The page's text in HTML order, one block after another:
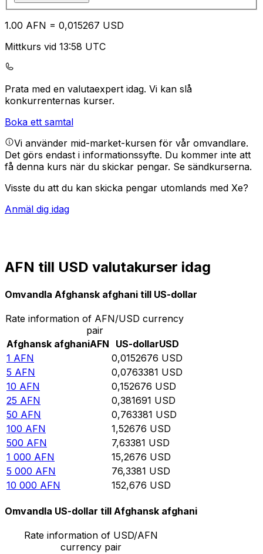
1.00 AFN = 0,015267 USD
Mittkurs vid 13:58 UTC
Prata med en valutaexpert idag. Vi kan slå
konkurrenternas kurser.
Boka ett samtal
Vi använder mid-market-kursen för vår omvandlare.
Det görs endast i informationssyfte. Du kommer inte att
få denna kurs när du skickar pengar. Se sändkurserna.
Visste du att du kan skicka pengar utomlands med Xe?
Anmäl dig idag
AFN till USD valutakurser idag
Omvandla Afghansk afghani till US-dollar
Rate information of AFN/USD currency
pair
Afghansk afghaniAFN US-dollarUSD
1 AFN 0,0152676 USD
5 AFN 0,0763381 USD
10 AFN 0,152676 USD
25 AFN 0,381691 USD
50 AFN 0,763381 USD
100 AFN 1,52676 USD
500 AFN 7,63381 USD
1 000 AFN 15,2676 USD
5 000 AFN 76,3381 USD
10 000 AFN 152,676 USD
Omvandla US-dollar till Afghansk afghani
Rate information of USD/AFN
currency pair